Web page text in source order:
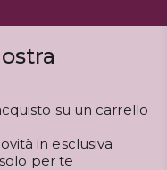
su un carrello
in esclusiva
per te